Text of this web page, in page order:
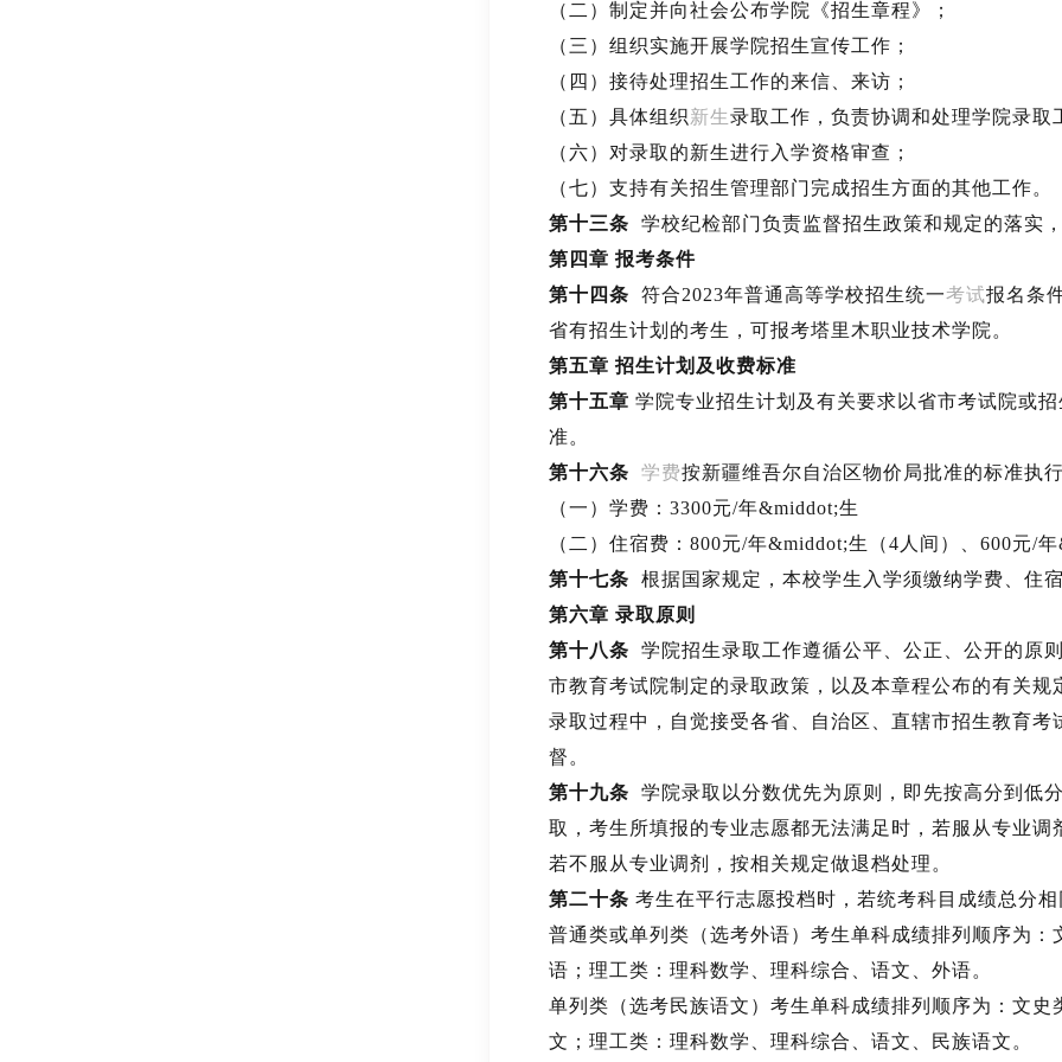
（二）制定并向社会公布学院《招生章程》；
（三）组织实施开展学院招生宣传工作；
（四）接待处理招生工作的来信、来访；
（五）具体组织新生录取工作，负责协调和处理学院录取
（六）对录取的新生进行入学资格审查；
（七）支持有关招生管理部门完成招生方面的其他工作。
第十三条 学校纪检部门负责监督招生政策和规定的落实
第四章 报考条件
第十四条 符合2023年普通高等学校招生统一考试报名条
省有招生计划的考生，可报考塔里木职业技术学院。
第五章 招生计划及收费标准
第十五章 学院专业招生计划及有关要求以省市考试院或
准。
第十六条
学费按新疆维吾尔自治区物价局批准的标准执
（一）学费：3300元/年&middot;生
（二）住宿费：800元/年&middot;生（4人间）、600元/
第十七条 根据国家规定，本校学生入学须缴纳学费、住
第六章 录取原则
第十八条
学院招生录取工作遵循公平、公正、公开的原
市教育考试院制定的录取政策，以及本章程公布的有关
录取过程中，自觉接受各省、自治区、直辖市招生教育
督。
第十九条 学院录取以分数优先为原则，即先按高分到低
取，考生所填报的专业志愿都无法满足时，若服从专业
若不服从专业调剂，按相关规定做退档处理。
第二十条 考生在平行志愿投档时，若统考科目成绩总分
普通类或单列类（选考外语）考生单科成绩排列顺序为
语；理工类：理科数学、理科综合、语文、外语。
单列类（选考民族语文）考生单科成绩排列顺序为：文
文；理工类：理科数学、理科综合、语文、民族语文。